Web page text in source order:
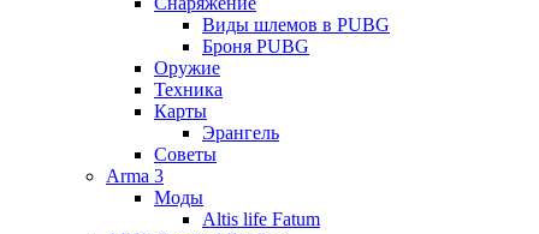
Виды шлемов в PUBG
Броня PUBG
Оружие
Техника
Карты
Эрангель
Советы
Arma 3
Моды
Altis life Fatum